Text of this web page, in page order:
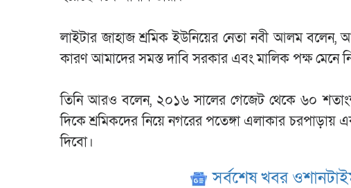
লাইটার জাহাজ শ্রমিক ইউনিয়ের নেতা নবী আলম বলেন,
কারণ আমাদের সমস্ত দাবি সরকার এবং মালিক পক্ষ মেনে
তিনি আরও বলেন, ২০১৬ সালের গেজেট থেকে ৬০
দিকে শ্রমিকদের নিয়ে নগরের পতেঙ্গা এলাকার চরপাড়ায়
দিবো।
সর্বশেষ খবর